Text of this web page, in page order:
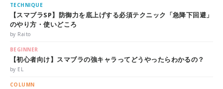
TECHNIQUE
【スマブラSP】防御力を底上げする必須テクニック「急降下回避」
のやり方・使いどころ
by Raito
BEGINNER
【初心者向け】スマブラの強キャラってどうやったらわかるの？
by EL
COLUMN